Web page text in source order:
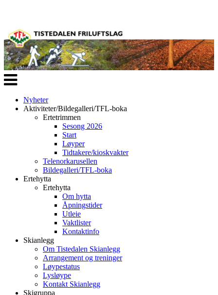
Veksle
navigasjon
Nyheter
Aktiviteter/Bildegalleri/TFL-boka
Ertetrimmen
Sesong 2026
Start
Løyper
Tidtakere/kioskvakter
Telenorkarusellen
Bildegalleri/TFL-boka
Ertehytta
Ertehytta
Om hytta
Åpningstider
Utleie
Vaktlister
Kontaktinfo
Skianlegg
Om Tistedalen Skianlegg
Arrangement og treninger
Løypestatus
Lysløype
Kontakt Skianlegg
Skigruppa